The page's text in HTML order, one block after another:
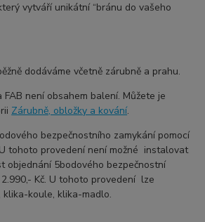
vytváří unikátní “bránu do vašeho
dodáváme včetně zárubně a prahu.
FAB není obsahem balení. Můžete je
Zárubně, obložky a kování.
bezpečnostního zamykání pomocí
tohoto provedení není možné instalovat
objednání 5bodového bezpečnostní
Kč. U tohoto provedení lze
koule, klika-madlo.